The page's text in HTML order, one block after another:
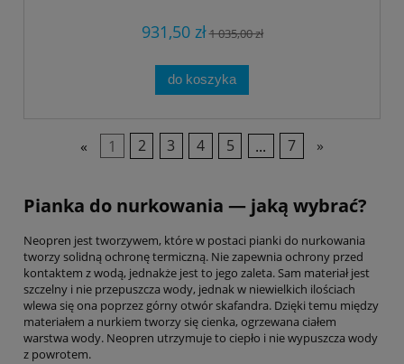
931,50 zł1 035,00 zł
do koszyka
« 1 2 3 4 5 ... 7 »
Pianka do nurkowania — jaką wybrać?
Neopren jest tworzywem, które w postaci pianki do nurkowania
tworzy solidną ochronę termiczną. Nie zapewnia ochrony przed
kontaktem z wodą, jednakże jest to jego zaleta. Sam materiał jest
szczelny i nie przepuszcza wody, jednak w niewielkich ilościach
wlewa się ona poprzez górny otwór skafandra. Dzięki temu między
materiałem a nurkiem tworzy się cienka, ogrzewana ciałem
warstwa wody. Neopren utrzymuje to ciepło i nie wypuszcza wody
z powrotem.